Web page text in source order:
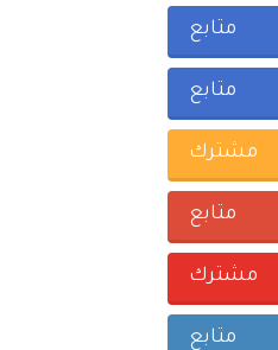
متابع
متابع
مشترك
متابع
مشترك
متابع